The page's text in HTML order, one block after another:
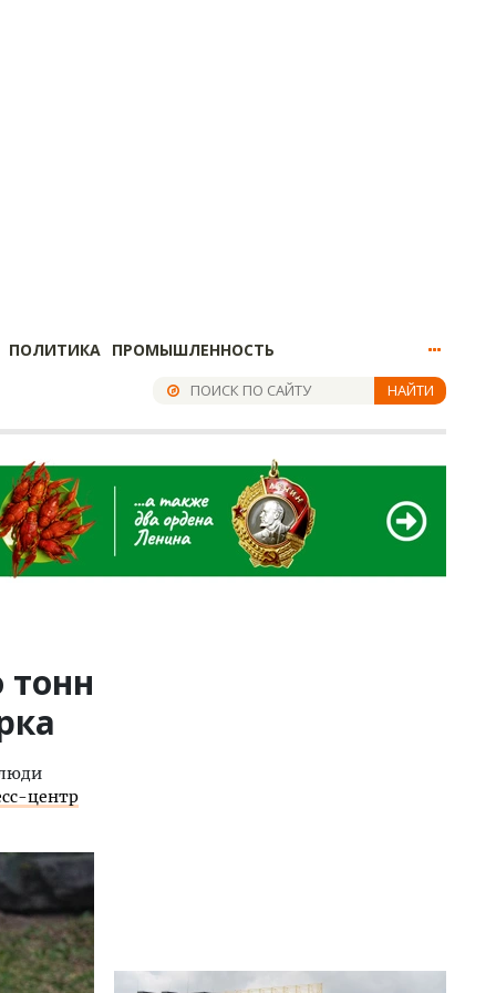
ПОЛИТИКА ПРОМЫШЛЕННОСТЬ
НАЙТИ
центр